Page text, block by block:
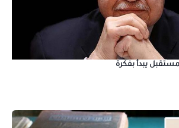
يبدأ بفكرة